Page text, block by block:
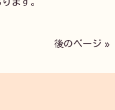
ます。
後のページ »